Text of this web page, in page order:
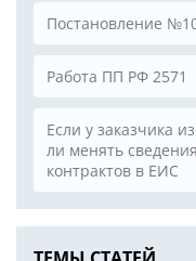
Постановление
Работа ПП РФ 2571
Если у заказчика
ли менять
контрактов в ЕИС